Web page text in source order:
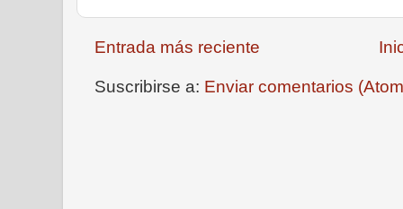
Entrada más reciente
Suscribirse a: Enviar comentarios